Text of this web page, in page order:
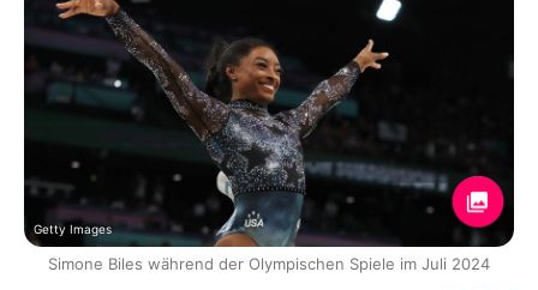
Getty Images
Simone Biles während der Olympischen Spiele im Juli 2024